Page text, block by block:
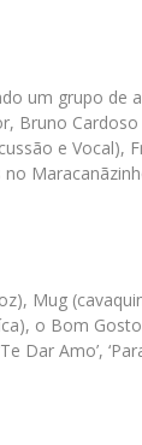
um grupo de
Cardoso
e
Mug
o Bom
Dar Amo’,